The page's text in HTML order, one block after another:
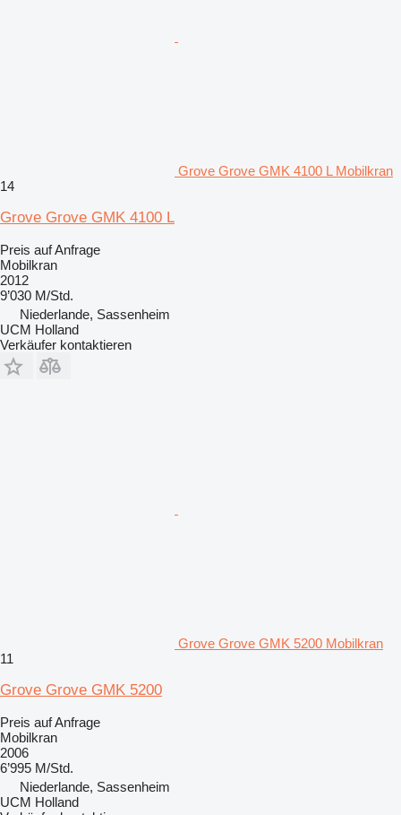
Grove Grove GMK 4100 L Mobilkran
14
Grove Grove GMK 4100 L
Preis auf Anfrage
Mobilkran
2012
9’030 M/Std.
Niederlande, Sassenheim
UCM Holland
Verkäufer kontaktieren
Grove Grove GMK 5200 Mobilkran
11
Grove Grove GMK 5200
Preis auf Anfrage
Mobilkran
2006
6’995 M/Std.
Niederlande, Sassenheim
UCM Holland